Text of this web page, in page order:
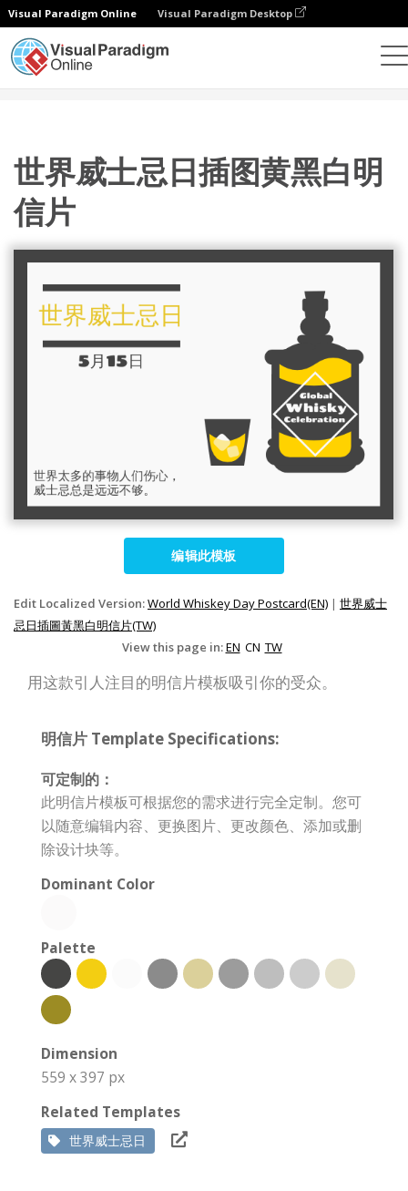
Visual Paradigm Online Visual Paradigm Desktop
世界威士忌日插图黄黑白明
信片
编辑此模板
Edit Localized Version:World Whiskey Day Postcard(EN) | 世界威士
忌日插圖黃黑白明信片(TW)
View this page in:EN CN TW
用这款引人注目的明信片模板吸引你的受众。
明信片 Template Specifications:
可定制的：
此明信片模板可根据您的需求进行完全定制。您可
以随意编辑内容、更换图片、更改颜色、添加或删
除设计块等。
Dominant Color
Palette
Dimension
559 x 397 px
Related Templates
世界威士忌日